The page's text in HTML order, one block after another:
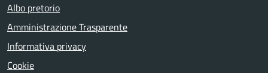
Albo pretorio
Amministrazione Trasparente
Informativa privacy
Cookie